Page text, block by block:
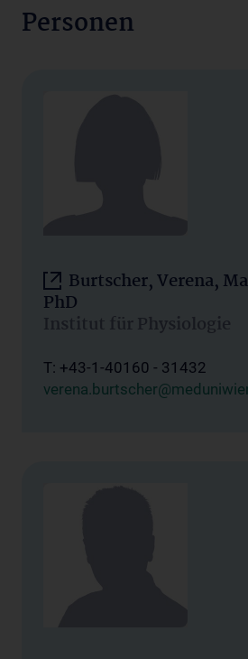
Personen
Burtscher, Verena,
PhD
Institut für Physiologie
T: +43-1-40160 - 31432